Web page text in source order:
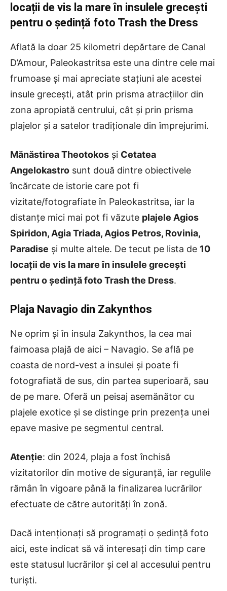
locații de vis la mare în insulele grecești
pentru o ședință foto Trash the Dress
Aflată la doar 25 kilometri depărtare de Canal
D’Amour, Paleokastritsa este una dintre cele mai
frumoase și mai apreciate stațiuni ale acestei
insule grecești, atât prin prisma atracțiilor din
zona apropiată centrului, cât și prin prisma
plajelor și a satelor tradiționale din împrejurimi.
Mănăstirea Theotokos și Cetatea
Angelokastro sunt două dintre obiectivele
încărcate de istorie care pot fi
vizitate/fotografiate în Paleokastritsa, iar la
distanțe mici mai pot fi văzute plajele Agios
Spiridon, Agia Triada, Agios Petros, Rovinia,
Paradise și multe altele. De tecut pe lista de 10
locații de vis la mare în insulele grecești
pentru o ședință foto Trash the Dress.
Plaja Navagio din Zakynthos
Ne oprim și în insula Zakynthos, la cea mai
faimoasa plajă de aici – Navagio. Se află pe
coasta de nord-vest a insulei și poate fi
fotografiată de sus, din partea superioară, sau
de pe mare. Oferă un peisaj asemănător cu
plajele exotice și se distinge prin prezența unei
epave masive pe segmentul central.
Atenție: din 2024, plaja a fost închisă
vizitatorilor din motive de siguranță, iar regulile
rămân în vigoare până la finalizarea lucrărilor
efectuate de către autorități în zonă.
Dacă intenționați să programați o ședință foto
aici, este indicat să vă interesați din timp care
este statusul lucrărilor și cel al accesului pentru
turiști.